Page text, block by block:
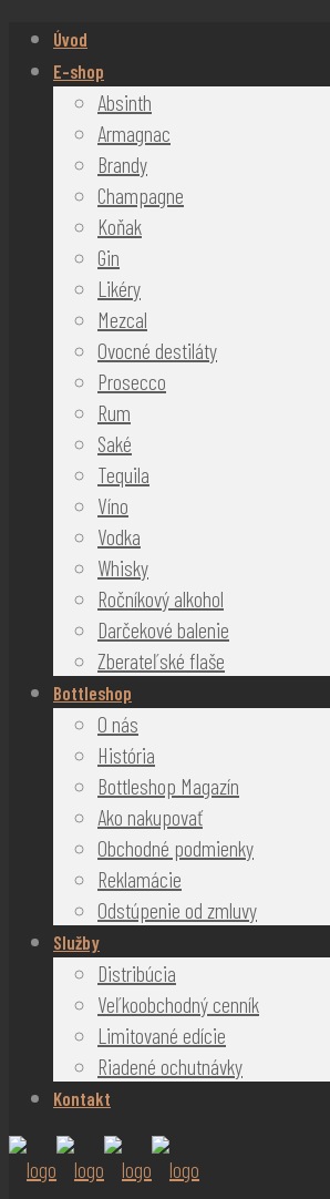
Úvod
E-shop
Absinth
Armagnac
Brandy
Champagne
Koňak
Gin
Likéry
Mezcal
Ovocné destiláty
Prosecco
Rum
Saké
Tequila
Víno
Vodka
Whisky
Ročníkový alkohol
Darčekové balenie
Zberateľské flaše
Bottleshop
O nás
História
Bottleshop Magazín
Ako nakupovať
Obchodné podmienky
Reklamácie
Odstúpenie od zmluvy
Služby
Distribúcia
Veľkoobchodný cenník
Limitované edície
Riadené ochutnávky
Kontakt